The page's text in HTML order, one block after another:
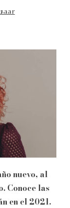
nuevo, al
Conoce las
en el 2021.